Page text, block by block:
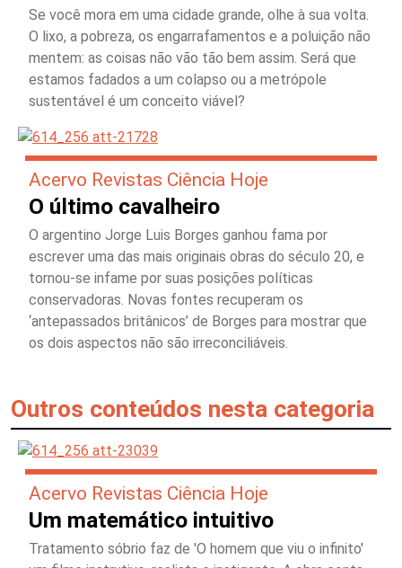
Se você mora em uma cidade grande, olhe à sua volta.
O lixo, a pobreza, os engarrafamentos e a poluição não
mentem: as coisas não vão tão bem assim. Será que
estamos fadados a um colapso ou a metrópole
sustentável é um conceito viável?
Acervo Revistas Ciência Hoje
O último cavalheiro
O argentino Jorge Luis Borges ganhou fama por
escrever uma das mais originais obras do século 20, e
tornou-se infame por suas posições políticas
conservadoras. Novas fontes recuperam os
‘antepassados britânicos’ de Borges para mostrar que
os dois aspectos não são irreconciliáveis.
Outros conteúdos nesta categoria
Acervo Revistas Ciência Hoje
Um matemático intuitivo
Tratamento sóbrio faz de 'O homem que viu o infinito'